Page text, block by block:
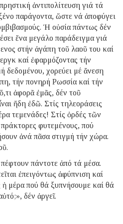
ἀντιπολίτευση γιά τά
παράγοντα, ὥστε νά ἀποφύγει
Ἡ οὐσία πάντως δέν
ἕνα μεγάλο παράδειγμα γιά
στήν ἀγάπη τοῦ λαοῦ του καί
καί ἐφαρμόζοντας τήν
δεδομένου, χορεύει μέ ἄνεση
τήν πονηρή Ρωσσία καί τήν
ἀφορᾶ ἐμᾶς, δέν τοῦ
ἤδη ἐδῶ. Στίς τηλεοράσεις
τεμενάδες! Στίς ὀρδές τῶν
φυτεμένους, πού
ἀνά πᾶσα στιγμή τήν χώρα.
πάντοτε ἀπό τά μέσα.
ἐπειγόντως ἀφύπνιση καί
μέρα πού θά ξυπνήσουμε καί θά
δέν ἀργεῖ.